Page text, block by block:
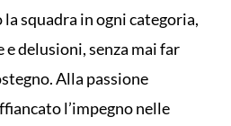
squadra in ogni categoria,
delusioni, senza mai far
Alla passione
l’impegno nelle